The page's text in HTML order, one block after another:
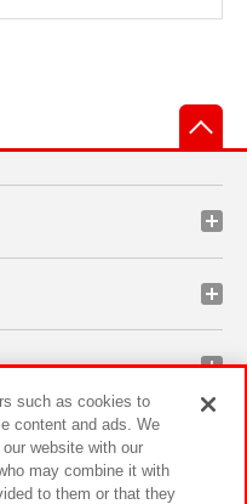
such as cookies to
content and ads. We
website with our
may combine it with
to them or that they